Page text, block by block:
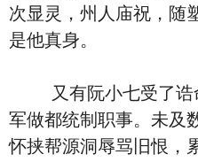
次显灵，州人庙祝，随
是他真身。
又有阮小七受了诰
军做都统制职事。未及
怀挟帮源洞辱骂旧恨，